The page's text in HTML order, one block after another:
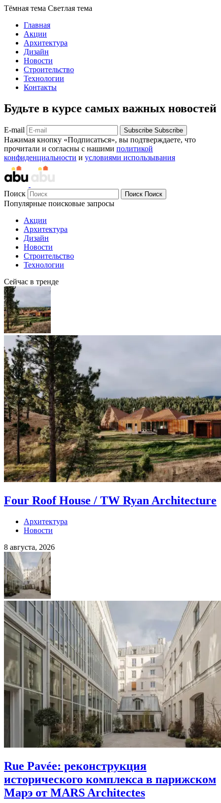
Тёмная тема Светлая тема
Главная
Акции
Архитектура
Дизайн
Новости
Строительство
Технологии
Контакты
Будьте в курсе самых важных новостей
E-mail Subscribe Subscribe
Нажимая кнопку «Подписаться», вы подтверждаете, что
прочитали и согласны с нашими политикой
конфиденциальности и условиями использывания
Поиск Поиск Поиск
Популярные поисковые запросы
Акции
Архитектура
Дизайн
Новости
Строительство
Технологии
Сейчас в тренде
Four Roof House / TW Ryan Architecture
Архитектура
Новости
8 августа, 2026
Rue Pavée: реконструкция
исторического комплекса в парижском
Марэ от MARS Architectes